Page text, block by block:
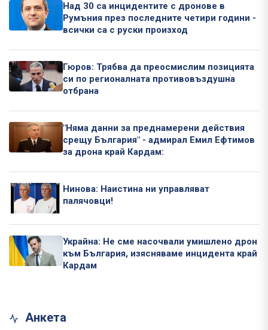
Над 30 са инцидентите с дронове в
Румъния през последните четири години -
всички са с руски произход
Гюров: Трябва да преосмислим позицията
си по регионалната противовъздушна
отбрана
"Няма данни за преднамерени действия
срещу България" - адмирал Емил Ефтимов
за дрона край Кардам:
Нинова: Наистина ни управляват
палячовци!
Украйна: Не сме насочвали умишлено дрон
към България, изясняваме инцидента край
Кардам
Анкета